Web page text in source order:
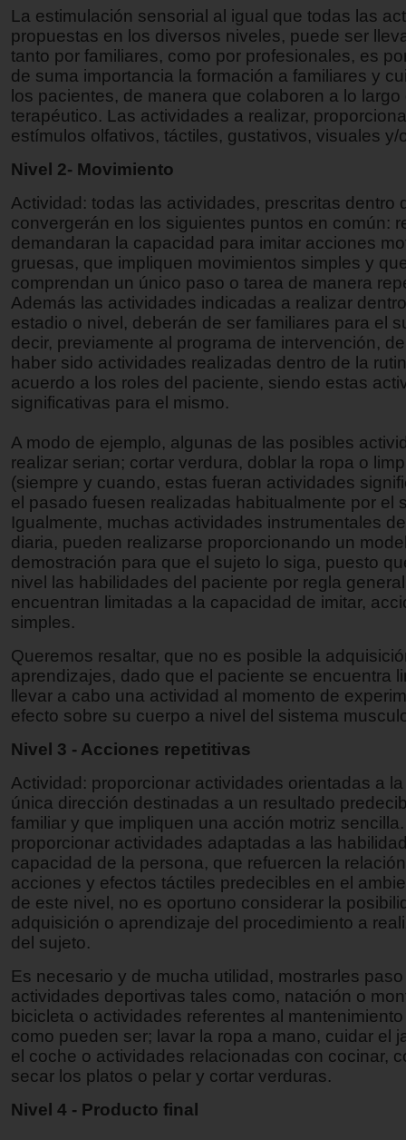
La estimulación sensorial al igual que todas las
propuestas en los diversos niveles, puede ser
tanto por familiares, como por profesionales, es
de suma importancia la formación a familiares y
los pacientes, de manera que colaboren a lo
terapéutico. Las actividades a realizar,
estímulos olfativos, táctiles, gustativos, visuales y/
Nivel 2- Movimiento
Actividad: todas las actividades, prescritas dentro
convergerán en los siguientes puntos en común:
demandaran la capacidad para imitar acciones
gruesas, que impliquen movimientos simples y
comprendan un único paso o tarea de manera
Además las actividades indicadas a realizar
estadio o nivel, deberán de ser familiares para el
decir, previamente al programa de intervención,
haber sido actividades realizadas dentro de la
acuerdo a los roles del paciente, siendo estas
significativas para el mismo.
A modo de ejemplo, algunas de las posibles
realizar serian; cortar verdura, doblar la ropa o
(siempre y cuando, estas fueran actividades
el pasado fuesen realizadas habitualmente por el
Igualmente, muchas actividades instrumentales
diaria, pueden realizarse proporcionando un
demostración para que el sujeto lo siga, puesto
nivel las habilidades del paciente por regla
encuentran limitadas a la capacidad de imitar,
simples.
Queremos resaltar, que no es posible la
aprendizajes, dado que el paciente se encuentra
llevar a cabo una actividad al momento de
efecto sobre su cuerpo a nivel del sistema
Nivel 3 - Acciones repetitivas
Actividad: proporcionar actividades orientadas a
única dirección destinadas a un resultado
familiar y que impliquen una acción motriz
proporcionar actividades adaptadas a las
capacidad de la persona, que refuercen la
acciones y efectos táctiles predecibles en el
de este nivel, no es oportuno considerar la
adquisición o aprendizaje del procedimiento a
del sujeto.
Es necesario y de mucha utilidad, mostrarles
actividades deportivas tales como, natación o
bicicleta o actividades referentes al
como pueden ser; lavar la ropa a mano, cuidar el
el coche o actividades relacionadas con cocinar,
secar los platos o pelar y cortar verduras.
Nivel 4 - Producto final